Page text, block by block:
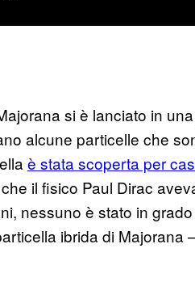
si è lanciato in
alcune particelle che
è stata scoperta per
il fisico Paul Dirac
nessuno è stato in
ibrida di